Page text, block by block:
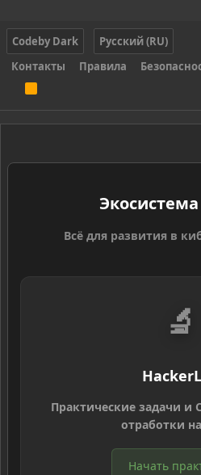
Codeby Dark
Русский (RU)
Контакты
Правила
S
Всё для развития в
🔬
Практические задачи и
отработки
Начать